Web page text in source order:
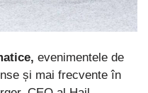
evenimentele de
și mai frecvente în